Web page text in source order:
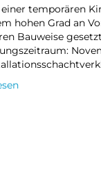
einer temporären
hohen Grad an
Bauweise